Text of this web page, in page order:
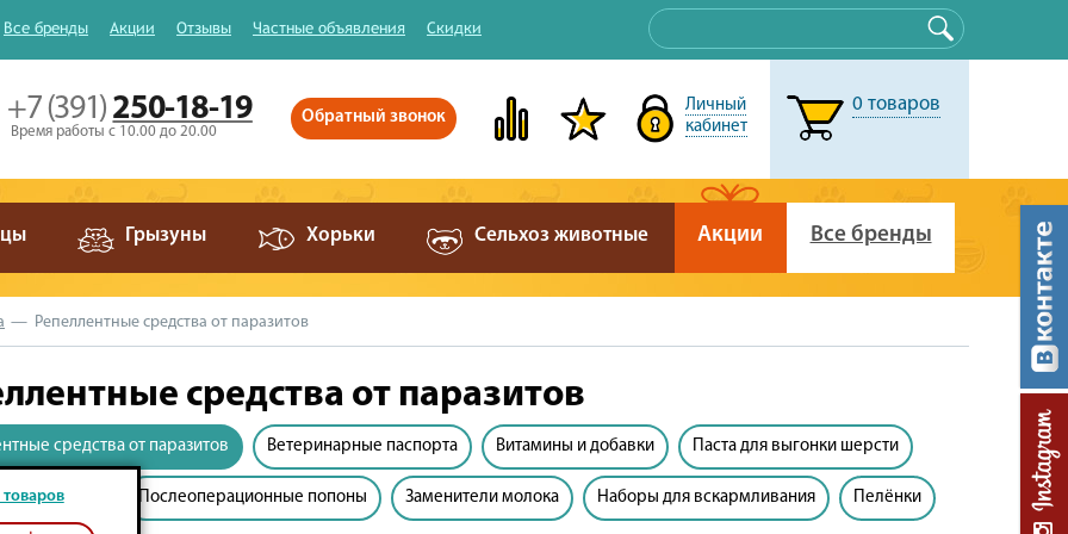
Все бренды Акции Отзывы Частные объявления Скидки
+7 (391) 250-18-19
Время работы с 10.00 до 20.00
Обратный звонок
Личный
кабинет
0товаров
Грызуны Хорьки Сельхоз животные Акции Все бренды
Репеллентные средства от паразитов
товаров
средства от паразитов
средства от паразитов Ветеринарные паспорта Витамины и добавки Паста для выгонки шерсти
воротники Послеоперационные попоны Заменители молока Наборы для вскармливания Пелёнки